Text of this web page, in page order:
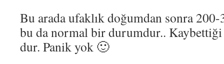
Bu arada ufaklık doğumdan sonra
bu da normal bir durumdur..
dur. Panik yok 🙂